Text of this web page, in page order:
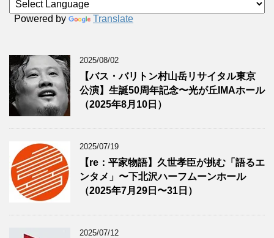
Powered by Translate
2025/08/02
【バス・バリトン村山岳リサイタル東京
公演】生誕50周年記念〜光が丘IMAホール
（2025年8月10日）
2025/07/19
【re：平家物語】久世孝臣が挑む「語るエ
ンタメ」〜下北沢ハーフムーンホール
（2025年7月29日〜31日）
2025/07/12